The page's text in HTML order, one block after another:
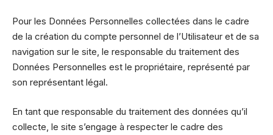
Pour les Données Personnelles collectées dans le cadre
de la création du compte personnel de l’Utilisateur et de sa
navigation sur le site, le responsable du traitement des
Données Personnelles est le propriétaire, représenté par
son représentant légal.
En tant que responsable du traitement des données qu’il
collecte, le site s’engage à respecter le cadre des